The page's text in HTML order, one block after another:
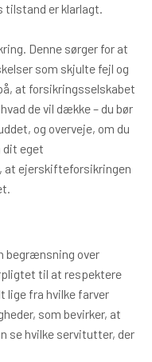
tilstand er klarlagt.
Denne sørger for at
som skjulte fejl og
at forsikringsselskabet
de vil dække – du bør
og overveje, om du
dit eget
at ejerskifteforsikringen
begrænsning over
til at respektere
lige fra hvilke farver
som bevirker, at
se hvilke servitutter, der